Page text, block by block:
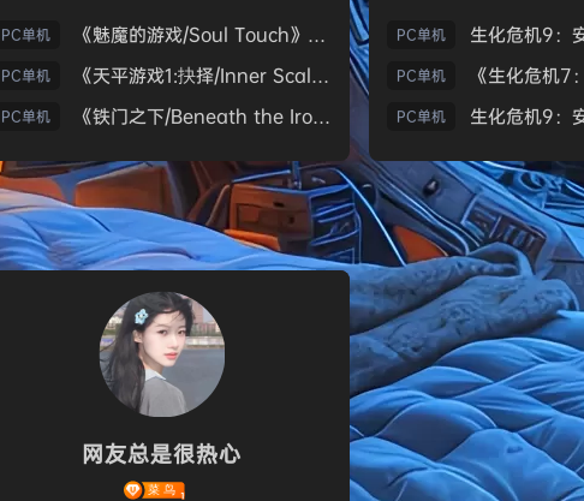
PC单机 《魅魔的游戏/Soul Touch》免安装中文版
PC单机 《天平游戏1:抉择/Inner Scales 1：Choice》免安装中文版
PC单机 《铁门之下/Beneath the Iron Gate》免安装中文版
PC单机
PC单机
PC单机
网友总是很热心